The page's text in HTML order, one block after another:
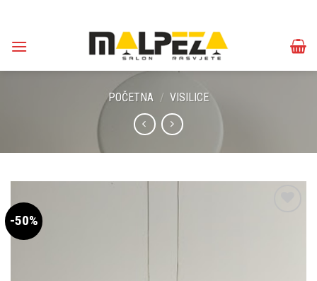
content
POČETNA / VISILICE
-50%